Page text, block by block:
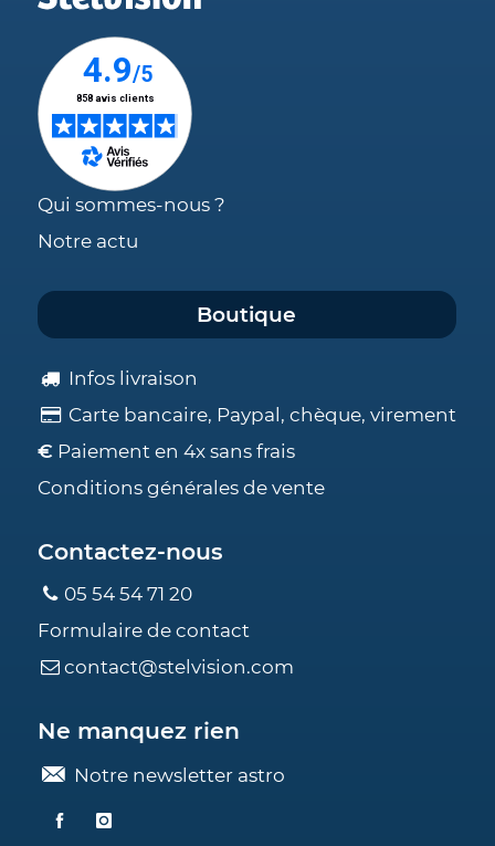
Qui sommes-nous ?
Notre actu
Boutique
Infos livraison
Carte bancaire, Paypal, chèque, virement
€ Paiement en 4x sans frais
Conditions générales de vente
Contactez-nous
05 54 54 71 20
Formulaire de contact
contact@stelvision.com
Ne manquez rien
Notre newsletter astro